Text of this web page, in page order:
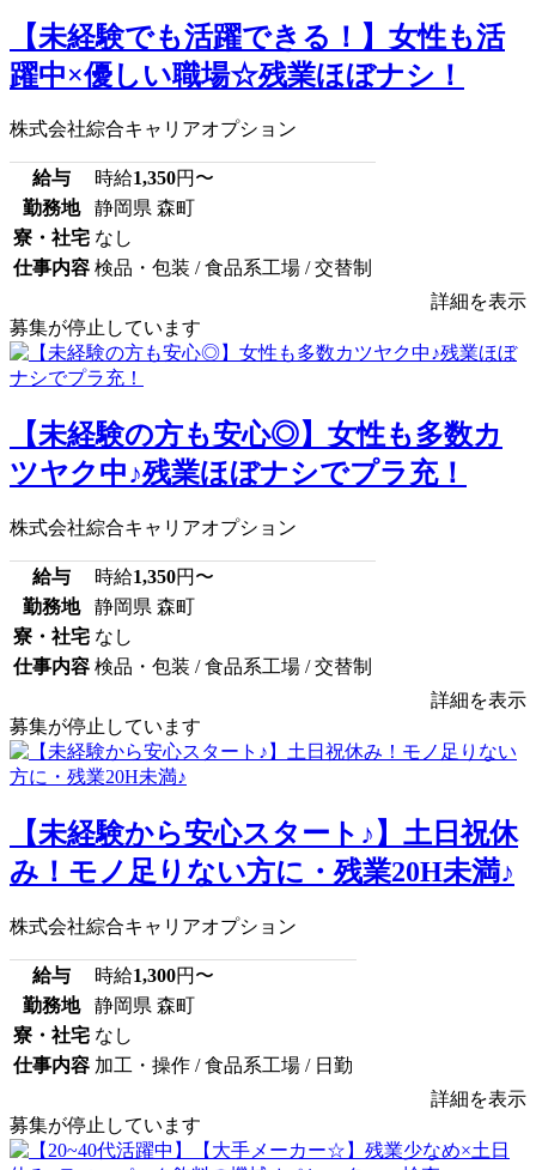
【未経験でも活躍できる！】女性も活
躍中×優しい職場☆残業ほぼナシ！
株式会社綜合キャリアオプション
給与 時給1,350円〜
勤務地
静岡県 森町
寮・社宅 なし
仕事内容 検品・包装 / 食品系工場 / 交替制
詳細を表示
募集が停止しています
【未経験の方も安心◎】女性も多数カ
ツヤク中♪残業ほぼナシでプラ充！
株式会社綜合キャリアオプション
給与 時給1,350円〜
勤務地
静岡県 森町
寮・社宅 なし
仕事内容 検品・包装 / 食品系工場 / 交替制
詳細を表示
募集が停止しています
【未経験から安心スタート♪】土日祝休
み！モノ足りない方に・残業20H未満♪
株式会社綜合キャリアオプション
給与 時給1,300円〜
勤務地
静岡県 森町
寮・社宅 なし
仕事内容 加工・操作 / 食品系工場 / 日勤
詳細を表示
募集が停止しています